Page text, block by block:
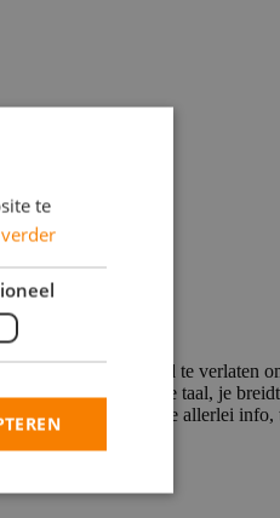
korte of langere tijd te verlaten
je leert een nieuwe taal, je
deze pagina vind je allerlei info,
te